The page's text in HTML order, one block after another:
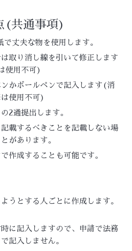
(共通事項)
丈夫な物を使用します。
取り消し線を引いて修正します
使用不可)
かボールペンで記入します(消
使用不可)
2通提出します。
載するべきことを記載しない場
があります。
作成することも可能です。
うとする人ごとに作成します。
に記入しますので、申請で法務
記入しません。